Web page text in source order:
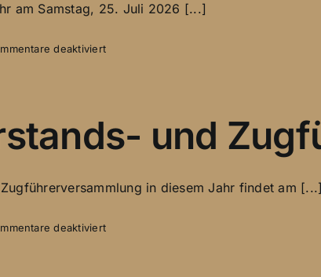
am Samstag, 25. Juli 2026 [...]
deaktiviertfür
dem
OBERSTEHRENABEND
und
in diesem Jahr findet am [...]
deaktiviertfür